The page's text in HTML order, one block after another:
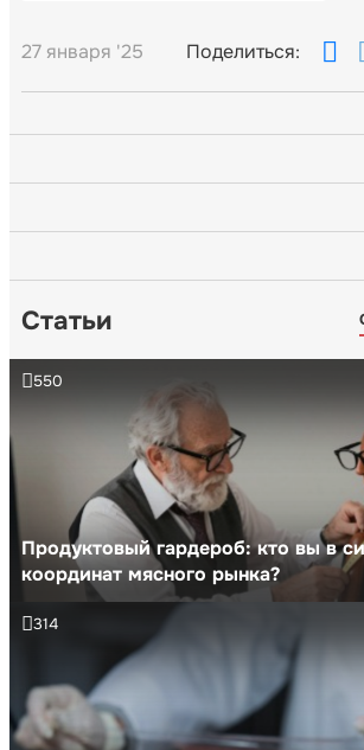
27 января '25 Поделиться:
Статьи
Продуктовый гардероб: кто вы в
координат мясного рынка?
550
314